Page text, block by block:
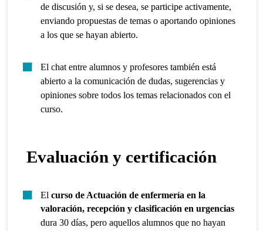
de discusión y, si se desea, se participe activamente,
enviando propuestas de temas o aportando opiniones
a los que se hayan abierto.
El chat entre alumnos y profesores también está
abierto a la comunicación de dudas, sugerencias y
opiniones sobre todos los temas relacionados con el
curso.
Evaluación y certificación
Elcurso de Actuación de enfermería en la
valoración, recepción y clasificación en urgencias
dura 30 días, pero aquellos alumnos que no hayan